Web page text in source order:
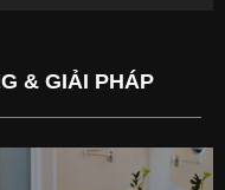
& GIẢI PHÁP